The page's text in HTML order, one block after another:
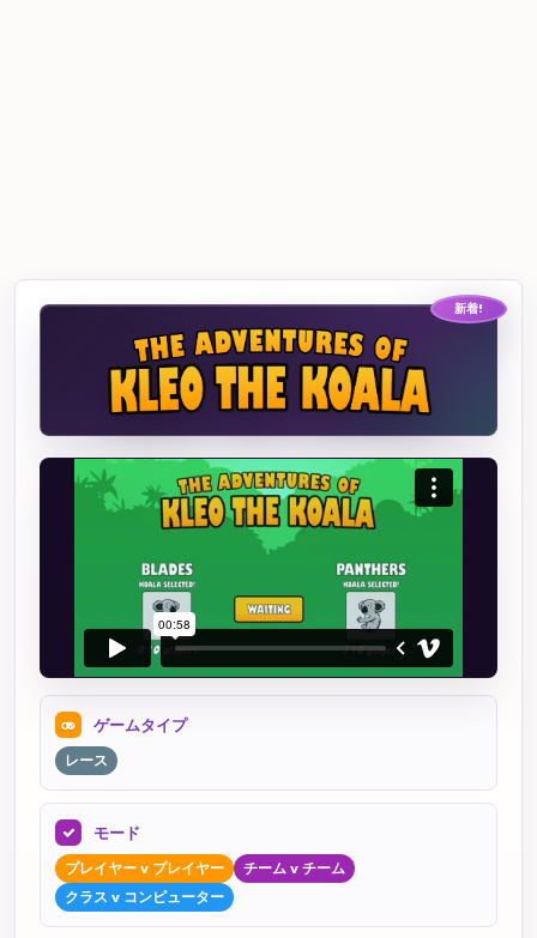
新着!
ゲームタイプ
レース
モード
プレイヤー v プレイヤー
チーム v チーム
クラス v コンピューター